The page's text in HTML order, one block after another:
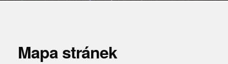
Mapa stránek